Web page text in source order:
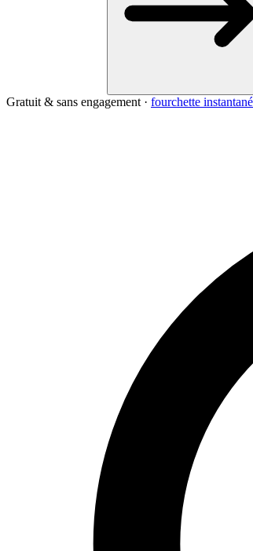
Gratuit & sans engagement · fourchette